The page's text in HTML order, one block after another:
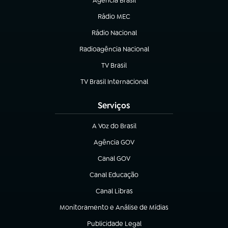
(abre em nova aba)
Rádio MEC
(abre em nova aba)
Rádio Nacional
Radioagência Nacional
(abre em nova aba)
TV Brasil
(abre em nova aba)
TV Brasil Internacional
(abre em nova aba)
Serviços
A Voz do Brasil
(abre em nova aba)
Agência GOV
(abre em nova aba)
Canal GOV
(abre em nova aba)
Canal Educação
(abre em nova aba)
Canal Libras
(abre em nova aba)
Monitoramento e Análise de Mídias
(abre em nova aba)
Publicidade Legal